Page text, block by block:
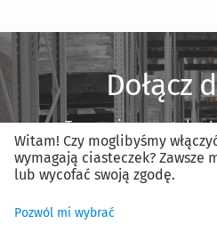
Dołącz
Tworzenie nowego
mniej niż
Zarejestruj
Witam! Czy moglibyśmy
wymagają ciasteczek? Zawsze
lub wycofać swoją zgodę.
Pozwól mi wybrać